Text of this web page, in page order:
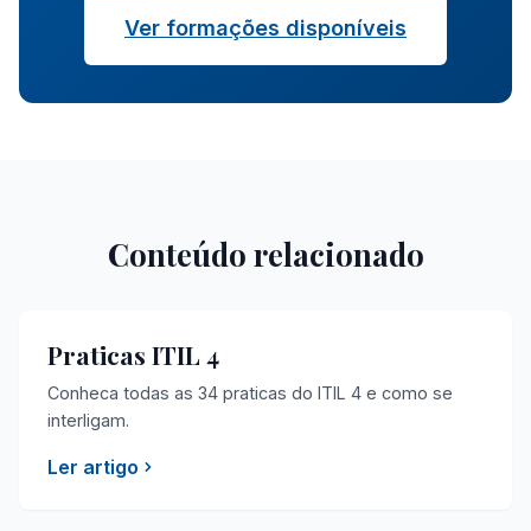
Ver formações disponíveis
Conteúdo relacionado
Praticas ITIL 4
Conheca todas as 34 praticas do ITIL 4 e como se
interligam.
Ler artigo